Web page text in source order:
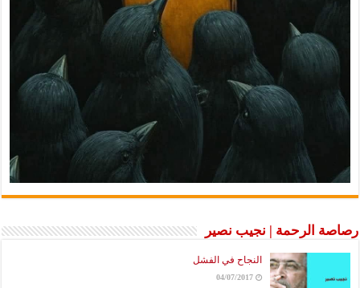
الرحمة | نجيب نصير
النجاح في الفشل
04/07/2017